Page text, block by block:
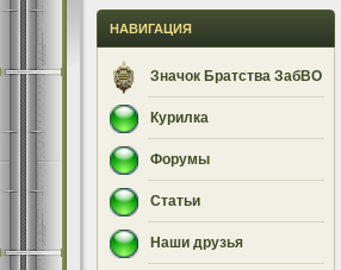
НАВИГАЦИЯ
Значок Братства ЗабВО
Курилка
Форумы
Статьи
Наши друзья